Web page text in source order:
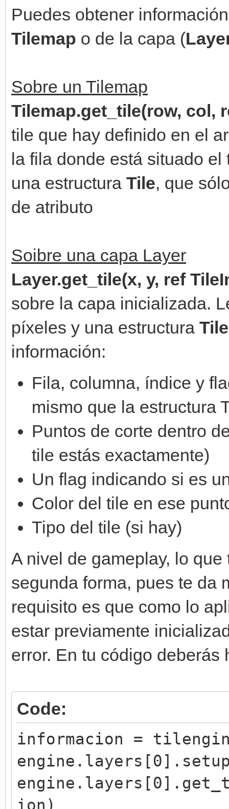
Puedes obtener
Tilemap o de la capa (
Sobre un Tilemap
Tilemap.get_tile(row, col,
tile que hay definido en el
la fila donde está situado
una estructura Tile, que
de atributo
Soibre una capa Layer
Layer.get_tile(x, y, ref
sobre la capa inicializada.
píxeles y una estructura
información:
Fila, columna, índice y
mismo que la estructura
Puntos de corte dentro
tile estás exactamente)
Un flag indicando si es
Color del tile en ese
Tipo del tile (si hay)
A nivel de gameplay, lo
segunda forma, pues te da
requisito es que como lo
estar previamente
error. En tu código deberás
Code:
informacion =
ion)